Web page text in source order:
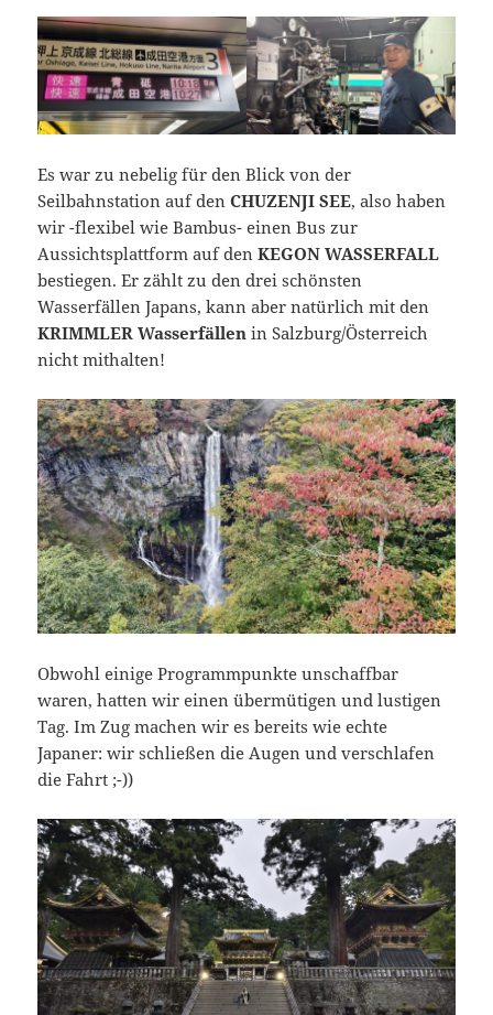
Es war zu nebelig für den Blick von der
Seilbahnstation auf denCHUZENJI SEE, also haben
wir -flexibel wie Bambus- einen Bus zur
Aussichtsplattform auf denKEGON WASSERFALL
bestiegen. Er zählt zu den drei schönsten
Wasserfällen Japans, kann aber natürlich mit den
KRIMMLER Wasserfällenin Salzburg/Österreich
nicht mithalten!
Obwohl einige Programmpunkte unschaffbar
waren, hatten wir einen übermütigen und lustigen
Tag. Im Zug machen wir es bereits wie echte
Japaner: wir schließen die Augen und verschlafen
die Fahrt ;-))